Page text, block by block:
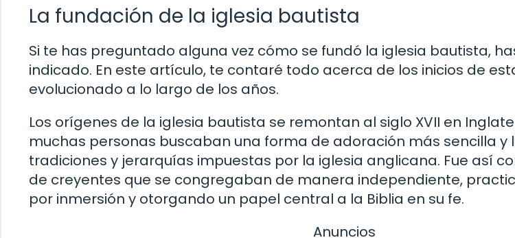
La fundación de la iglesia bautista
Si te has preguntado alguna vez cómo se fundó la iglesia bautista,
indicado. En este artículo, te contaré todo acerca de los inicios de
evolucionado a lo largo de los años.
Los orígenes de la iglesia bautista se remontan al siglo XVII en
muchas personas buscaban una forma de adoración más sencilla y
tradiciones y jerarquías impuestas por la iglesia anglicana. Fue así
de creyentes que se congregaban de manera independiente,
por inmersión y otorgando un papel central a la Biblia en su fe.
Anuncios